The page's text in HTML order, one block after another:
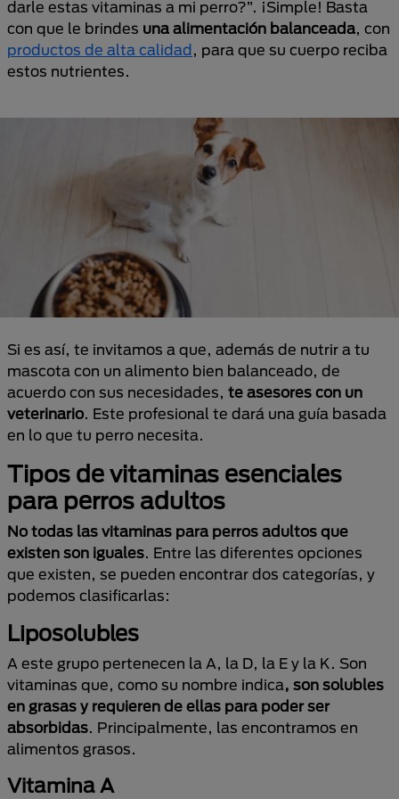
darle estas vitaminas a mi perro?”. ¡Simple! Basta
con que le brindes una alimentación balanceada, con
productos de alta calidad, para que su cuerpo reciba
estos nutrientes.
Si es así, te invitamos a que, además de nutrir a tu
mascota con un alimento bien balanceado, de
acuerdo con sus necesidades, te asesores con un
veterinario. Este profesional te dará una guía basada
en lo que tu perro necesita.
Tipos de vitaminas esenciales
para perros adultos
No todas las vitaminas para perros adultos que
existen son iguales. Entre las diferentes opciones
que existen, se pueden encontrar dos categorías, y
podemos clasificarlas:
Liposolubles
A este grupo pertenecen la A, la D, la E y la K. Son
vitaminas que, como su nombre indica, son solubles
en grasas y requieren de ellas para poder ser
absorbidas. Principalmente, las encontramos en
alimentos grasos.
Vitamina A